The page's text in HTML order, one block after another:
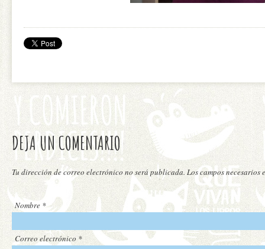
DEJA UN COMENTARIO
Tu dirección de correo electrónico no será publicada. Los campos necesarios
Nombre *
Correo electrónico *